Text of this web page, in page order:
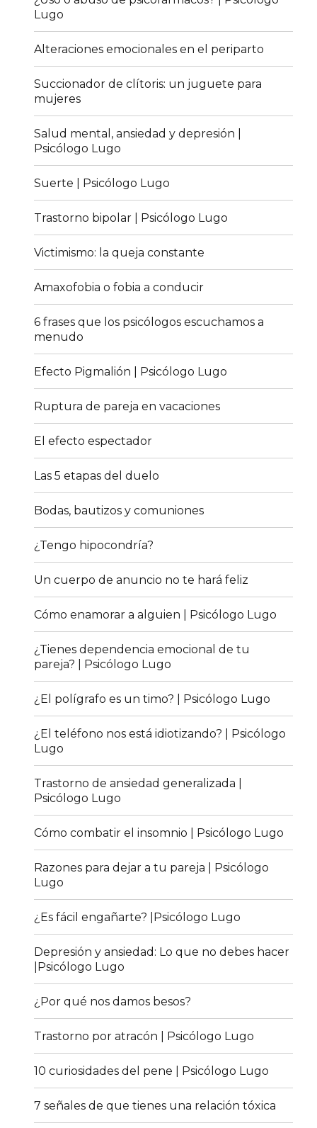
Lugo
Alteraciones emocionales en el periparto
Succionador de clítoris: un juguete para
mujeres
Salud mental, ansiedad y depresión |
Psicólogo Lugo
Suerte | Psicólogo Lugo
Trastorno bipolar | Psicólogo Lugo
Victimismo: la queja constante
Amaxofobia o fobia a conducir
6 frases que los psicólogos escuchamos a
menudo
Efecto Pigmalión | Psicólogo Lugo
Ruptura de pareja en vacaciones
El efecto espectador
Las 5 etapas del duelo
Bodas, bautizos y comuniones
¿Tengo hipocondría?
Un cuerpo de anuncio no te hará feliz
Cómo enamorar a alguien | Psicólogo Lugo
¿Tienes dependencia emocional de tu
pareja? | Psicólogo Lugo
¿El polígrafo es un timo? | Psicólogo Lugo
¿El teléfono nos está idiotizando? | Psicólogo
Lugo
Trastorno de ansiedad generalizada |
Psicólogo Lugo
Cómo combatir el insomnio | Psicólogo Lugo
Razones para dejar a tu pareja | Psicólogo
Lugo
¿Es fácil engañarte? |Psicólogo Lugo
Depresión y ansiedad: Lo que no debes hacer
|Psicólogo Lugo
¿Por qué nos damos besos?
Trastorno por atracón | Psicólogo Lugo
10 curiosidades del pene | Psicólogo Lugo
7 señales de que tienes una relación tóxica